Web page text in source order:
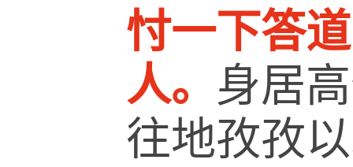
忖一下答
人。 身居
往地孜孜